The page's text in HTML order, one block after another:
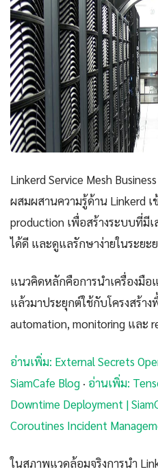
Linkerd Service Mesh
ผสมผสานความรู้ด้าน Linkerd
production เพื่อสร้างระบบที่มี
ได้ดี และดูแลรักษาง่ายในระยะ
แนวคิดหลักคือการนำเครื่องมื
แล้วมาประยุกต์ใช้กับโครงสร้า
automation, monitoring และ
อ่านเพิ่ม: External Secrets
SiamCafe Blog · อ่านเพิ่ม:
Downtime Deployment |
Coroutines Incident
ในสภาพแวดล้อมจริงการนำ